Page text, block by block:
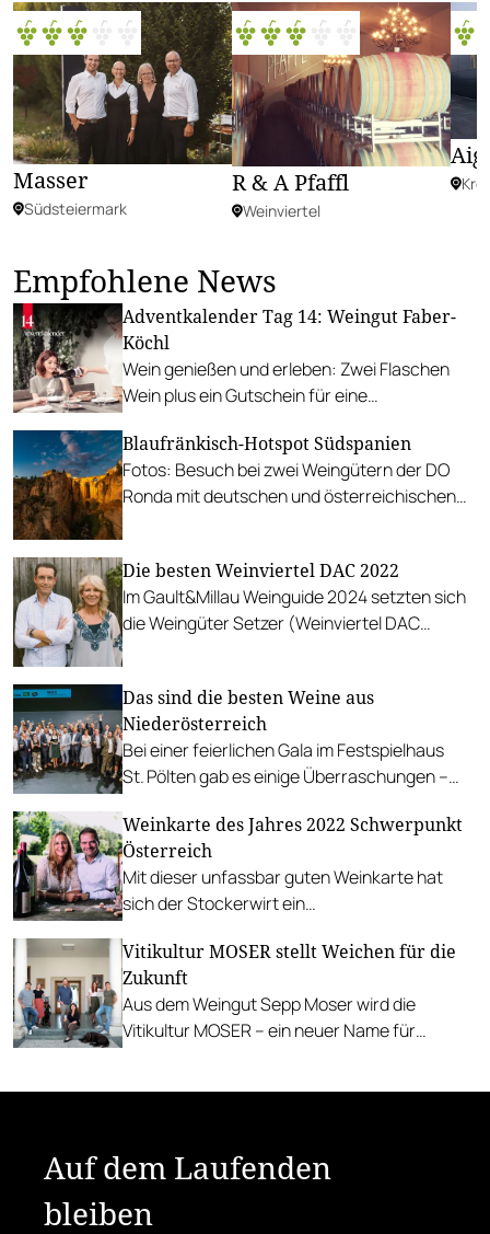
Masser
Südsteiermark
R & A Pfaffl
Weinviertel
Empfohlene News
Adventkalender Tag 14: Weingut Faber-
Köchl
Wein genießen und erleben: Zwei Flaschen
Wein plus ein Gutschein für eine
Blaufränkisch-Hotspot Südspanien
Fotos: Besuch bei zwei Weingütern der DO
Ronda mit deutschen und österreichischen
Die besten Weinviertel DAC 2022
Im Gault&Millau Weinguide 2024 setzten sich
die Weingüter Setzer (Weinviertel DAC
Das sind die besten Weine aus
Niederösterreich
Bei einer feierlichen Gala im Festspielhaus
St. Pölten gab es einige Überraschungen –
würdigen Gesamtsieger 2025.
Weinkarte des Jahres 2022 Schwerpunkt
Österreich
Mit dieser unfassbar guten Weinkarte hat
sich der Stockerwirt ein
Vitikultur MOSER stellt Weichen für die
Zukunft
Aus dem Weingut Sepp Moser wird die
Vitikultur MOSER – ein neuer Name für
Auf dem Laufenden
bleiben